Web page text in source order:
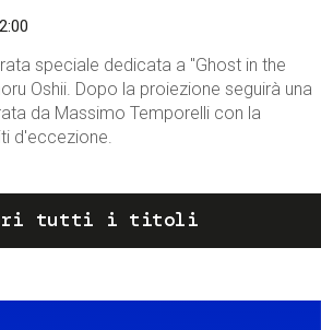
speciale dedicata a "Ghost in the
Oshii. Dopo la proiezione seguirà una
da Massimo Temporelli con la
d'eccezione.
tutti i titoli